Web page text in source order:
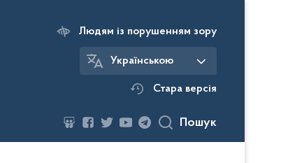
Людям із порушенням зору
Українською
Стара версія
Пошук